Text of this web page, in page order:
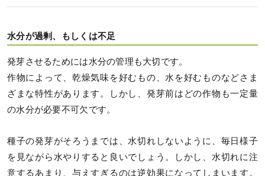
水分が過剰、もしくは不足
発芽させるためには水分の管理も大切です。
作物によって、乾燥気味を好むもの、水を好むものなどさま
ざまな特性があります。しかし、発芽前はどの作物も一定量
の水分が必要不可欠です。
種子の発芽がそろうまでは、水切れしないように、毎日様子
を見ながら水やりすると良いでしょう。しかし、水切れに注
意するあまり、与えすぎるのは逆効果になってしまいます。